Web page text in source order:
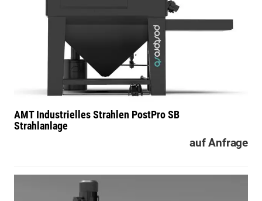
AMT Industrielles Strahlen PostPro SB
Strahlanlage
auf Anfrage